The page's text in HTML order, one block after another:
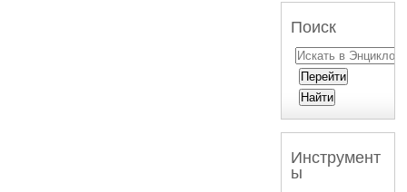
Поиск
Инструмент
ы